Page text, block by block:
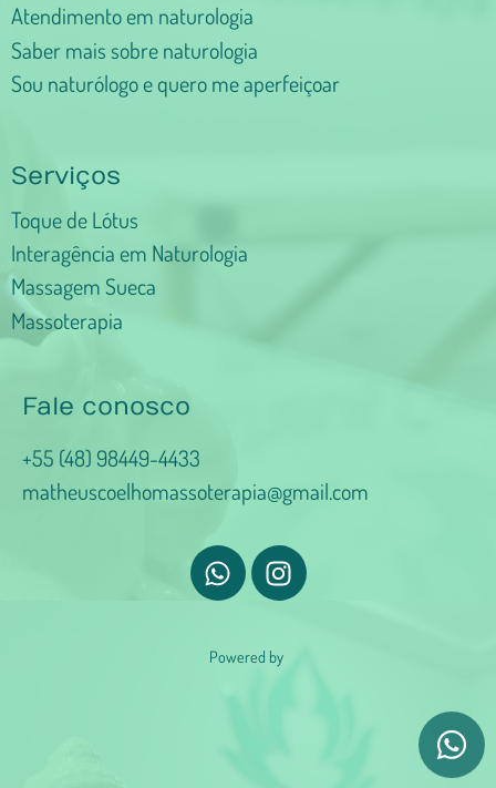
Atendimento em naturologia
Saber mais sobre naturologia
Sou naturólogo e quero me aperfeiçoar
Serviços
Toque de Lótus
Interagência em Naturologia
Massagem Sueca
Massoterapia
Fale conosco
+55 (48) 98449-4433
matheuscoelhomassoterapia@gmail.com
Powered by